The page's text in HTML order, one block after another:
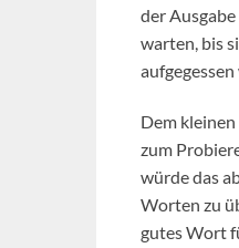
der
warten, bis
Dem
zum
würde das
Worten zu
gutes Wort